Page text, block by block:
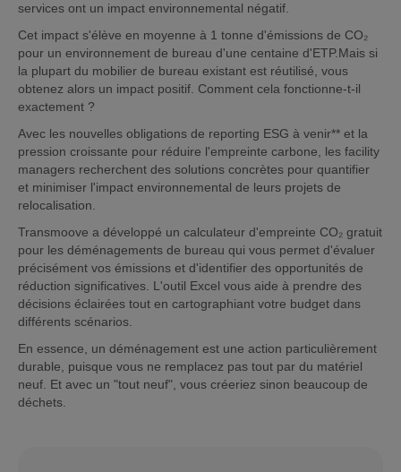
services ont un impact environnemental négatif.
Cet impact s'élève en moyenne à 1 tonne d'émissions de CO₂
pour un environnement de bureau d'une centaine d'ETP.Mais si
la plupart du mobilier de bureau existant est réutilisé, vous
obtenez alors un impact positif. Comment cela fonctionne-t-il
exactement ?
Avec les nouvelles obligations de reporting ESG à venir** et la
pression croissante pour réduire l'empreinte carbone, les facility
managers recherchent des solutions concrètes pour quantifier
et minimiser l'impact environnemental de leurs projets de
relocalisation.
Transmoove a développé un calculateur d'empreinte CO₂ gratuit
pour les déménagements de bureau qui vous permet d'évaluer
précisément vos émissions et d'identifier des opportunités de
réduction significatives. L'outil Excel vous aide à prendre des
décisions éclairées tout en cartographiant votre budget dans
différents scénarios.
En essence, un déménagement est une action particulièrement
durable, puisque vous ne remplacez pas tout par du matériel
neuf. Et avec un "tout neuf", vous créeriez sinon beaucoup de
déchets.